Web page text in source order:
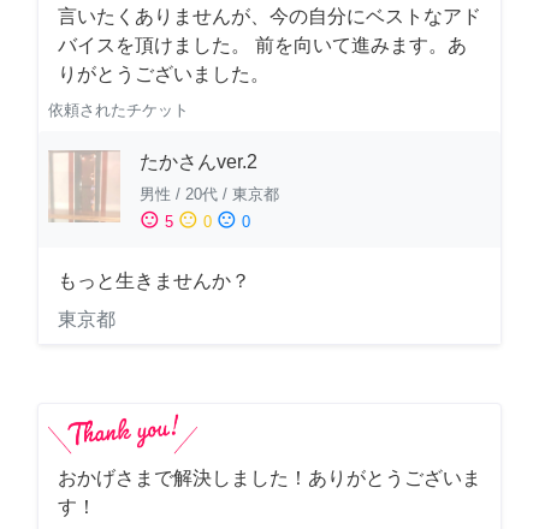
言いたくありませんが、今の自分にベストなアド
バイスを頂けました。 前を向いて進みます。あ
りがとうございました。
依頼されたチケット
たかさんver.2
男性 / 20代 / 東京都
sentiment_satisfied 5 sentiment_neutral 0 sentiment_dissatisfied 0
もっと生きませんか？
東京都
おかげさまで解決しました！ありがとうございま
す！